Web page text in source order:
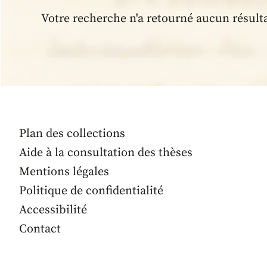
Votre recherche n'a retourné aucun
Plan des collections
Aide à la consultation des thèses
Mentions légales
Politique de confidentialité
Accessibilité
Contact